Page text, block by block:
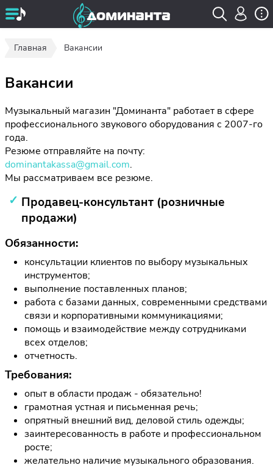
Главная Вакансии
Вакансии
Музыкальный магазин "Доминанта" работает в сфере
профессионального звукового оборудования с 2007-го
года.
Резюме отправляйте на почту:
dominantakassa@gmail.com.
Мы рассматриваем все резюме.
Продавец-консультант (розничные
продажи)
Обязанности:
консультации клиентов по выбору музыкальных
инструментов;
выполнение поставленных планов;
работа с базами данных, современными средствами
связи и корпоративными коммуникациями;
помощь и взаимодействие между сотрудниками
всех отделов;
отчетность.
Требования:
опыт в области продаж - обязательно!
грамотная устная и письменная речь;
опрятный внешний вид, деловой стиль одежды;
заинтересованность в работе и профессиональном
росте;
желательно наличие музыкального образования.